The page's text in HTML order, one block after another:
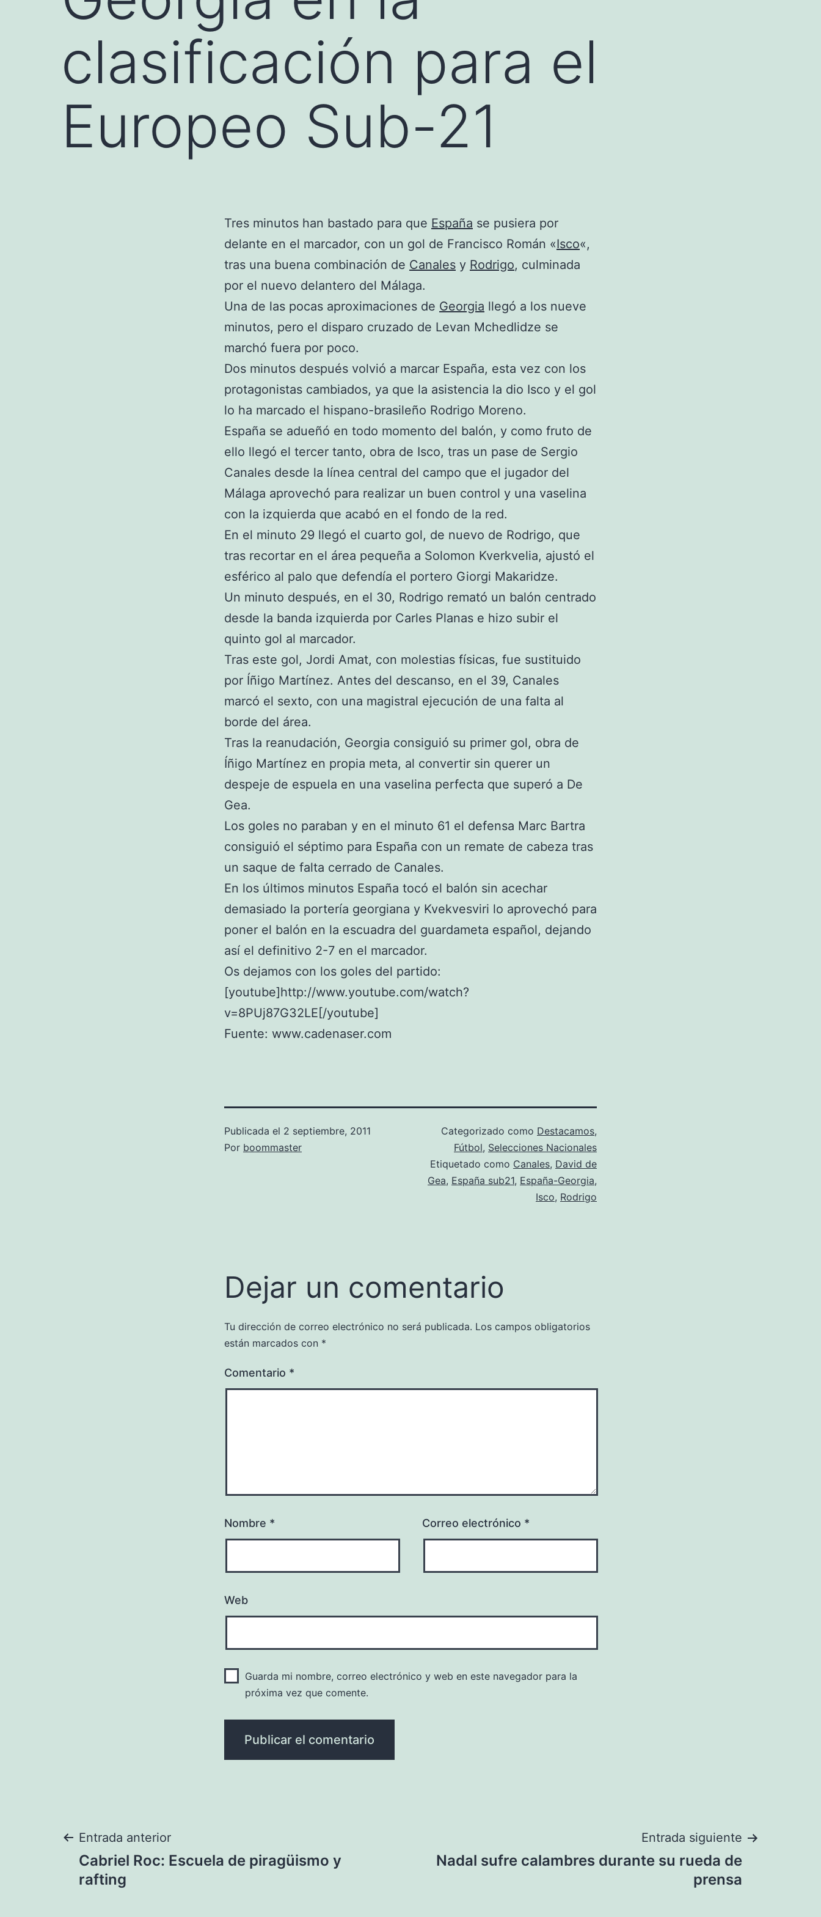
clasificación para el
Europeo Sub-21
Tres minutos han bastado para que España se pusiera por
delante en el marcador, con un gol de Francisco Román «Isco«,
tras una buena combinación de Canales y Rodrigo, culminada
por el nuevo delantero del Málaga.
Una de las pocas aproximaciones de Georgia llegó a los nueve
minutos, pero el disparo cruzado de Levan Mchedlidze se
marchó fuera por poco.
Dos minutos después volvió a marcar España, esta vez con los
protagonistas cambiados, ya que la asistencia la dio Isco y el gol
lo ha marcado el hispano-brasileño Rodrigo Moreno.
España se adueñó en todo momento del balón, y como fruto de
ello llegó el tercer tanto, obra de Isco, tras un pase de Sergio
Canales desde la línea central del campo que el jugador del
Málaga aprovechó para realizar un buen control y una vaselina
con la izquierda que acabó en el fondo de la red.
En el minuto 29 llegó el cuarto gol, de nuevo de Rodrigo, que
tras recortar en el área pequeña a Solomon Kverkvelia, ajustó el
esférico al palo que defendía el portero Giorgi Makaridze.
Un minuto después, en el 30, Rodrigo remató un balón centrado
desde la banda izquierda por Carles Planas e hizo subir el
quinto gol al marcador.
Tras este gol, Jordi Amat, con molestias físicas, fue sustituido
por Íñigo Martínez. Antes del descanso, en el 39, Canales
marcó el sexto, con una magistral ejecución de una falta al
borde del área.
Tras la reanudación, Georgia consiguió su primer gol, obra de
Íñigo Martínez en propia meta, al convertir sin querer un
despeje de espuela en una vaselina perfecta que superó a De
Gea.
Los goles no paraban y en el minuto 61 el defensa Marc Bartra
consiguió el séptimo para España con un remate de cabeza tras
un saque de falta cerrado de Canales.
En los últimos minutos España tocó el balón sin acechar
demasiado la portería georgiana y Kvekvesviri lo aprovechó para
poner el balón en la escuadra del guardameta español, dejando
así el definitivo 2-7 en el marcador.
Os dejamos con los goles del partido:
[youtube]http://www.youtube.com/watch?
v=8PUj87G32LE[/youtube]
Fuente: www.cadenaser.com
Publicada el 2 septiembre, 2011
Por boommaster
Categorizado como Destacamos,
Fútbol, Selecciones Nacionales
Etiquetado como Canales, David de
Gea, España sub21, España-Georgia,
Isco, Rodrigo
Dejar un comentario
Tu dirección de correo electrónico no será publicada. Los campos obligatorios
están marcados con *
Comentario *
Nombre * Correo electrónico *
Web
Guarda mi nombre, correo electrónico y web en este navegador para la
próxima vez que comente.
Navegación
de
Entrada anterior
Cabriel Roc: Escuela de piragüismo y
rafting
Entrada siguiente
Nadal sufre calambres durante su rueda de
prensa